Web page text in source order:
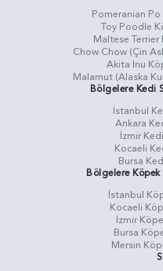
Pomeranian
Toy Poodle
Maltese
Chow Chow (Çin
Akita Inu
Malamut (Alaska
Bölgelere Kedi
İstanbul
Ankara
İzmir
Kocaeli
Bursa
Bölgelere
İstanbul
Kocaeli
İzmir
Bursa
Mersin